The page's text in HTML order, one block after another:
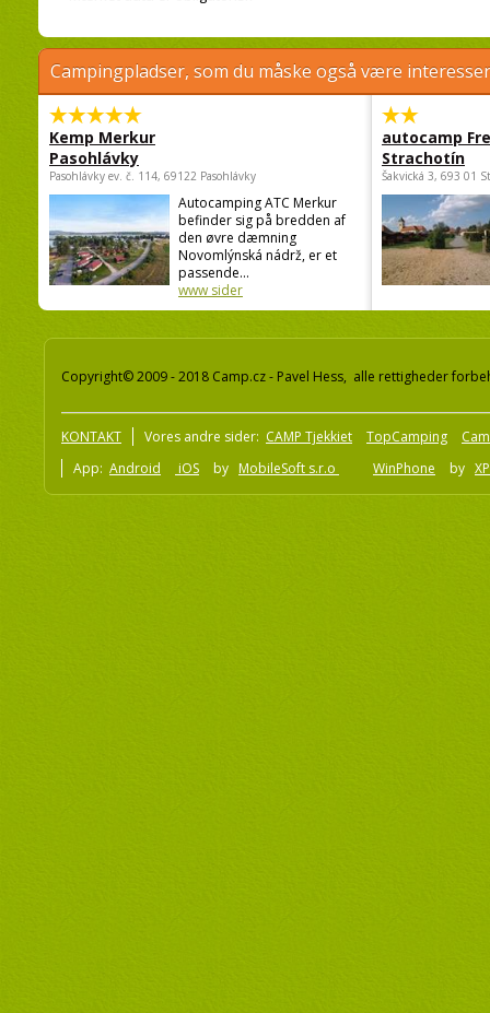
Campingpladser, som du måske også være
Kemp Merkur
Pasohlávky
Pasohlávky ev. č. 114, 69122 Pasohlávky
Autocamping ATC Merkur
befinder sig på bredden af
den øvre dæmning
Novomlýnská nádrž, er et
passende...
www sider
autocamp
Strachotín
Šakvická 3, 693 01
Copyright© 2009 - 2018 Camp.cz - Pavel Hess, alle rettigheder
KONTAKT Vores andre sider: CAMP Tjekkiet TopCamping
App: Android iOS by MobileSoft s.r.o WinPhone by